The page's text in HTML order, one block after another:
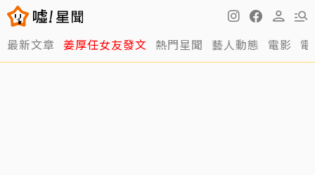
最新文章 姜厚任女友發文 熱門星聞 藝人動態 電影